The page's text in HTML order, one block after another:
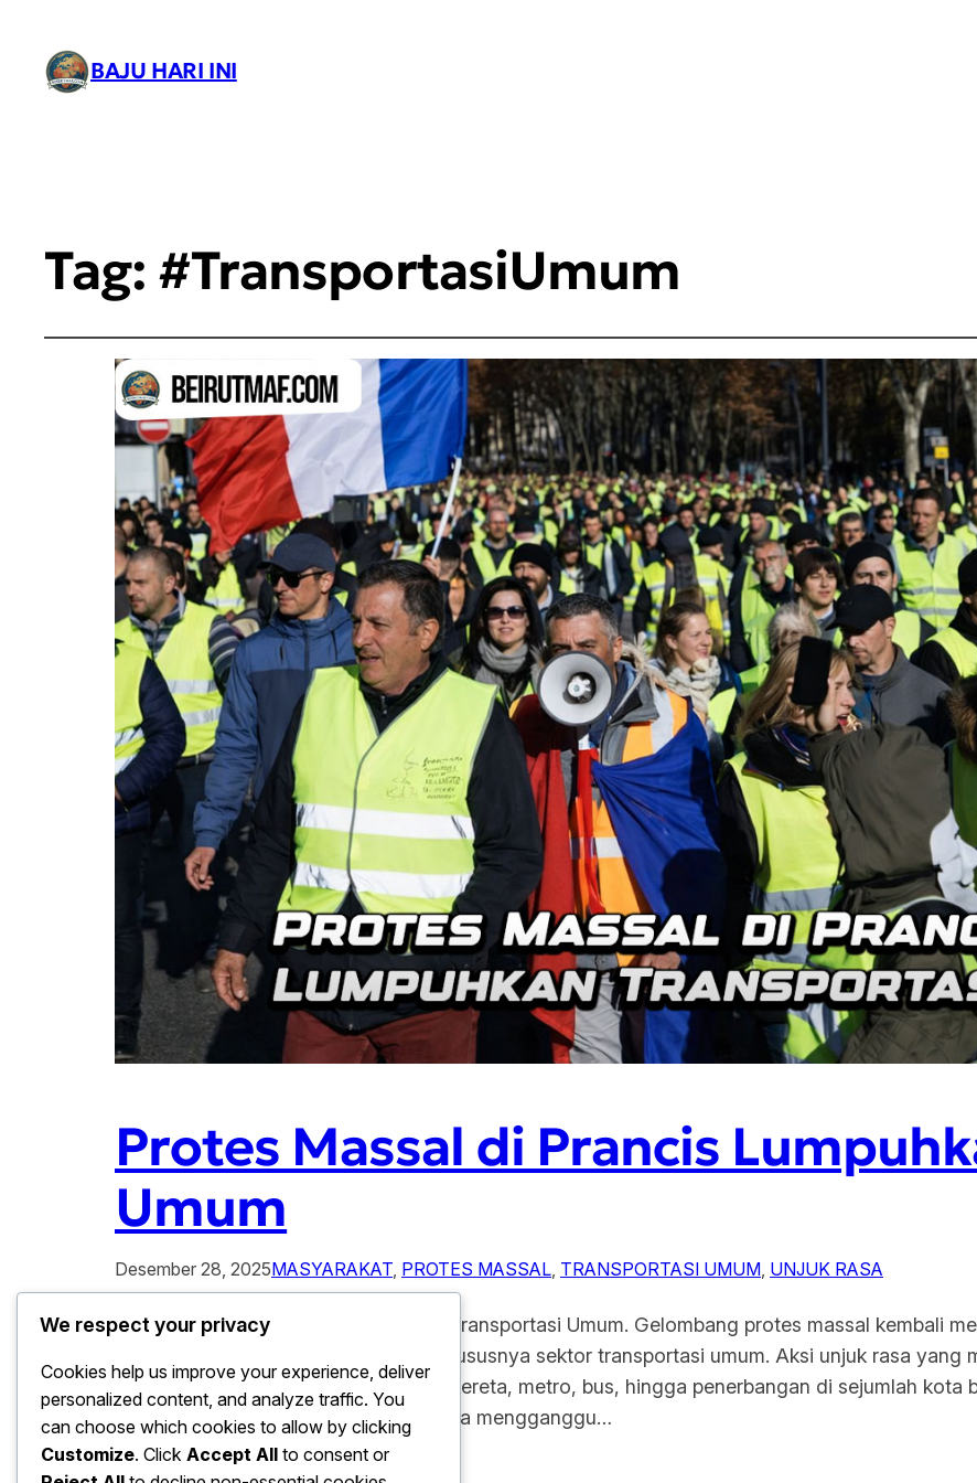
BAJU HARI INI
Tag: #TransportasiUmum
Protes Massal di Prancis
Umum
Desember 28, 2025MASYARAKAT, PROTES MASSAL, TRANSPORTASI UMUM, UNJUK RASA
Protes Massal di Prancis Lumpuhkan Transportasi Umum. Gelombang protes massal kembali
signifikan terhadap aktivitas publik, khususnya sektor transportasi umum. Aksi unjuk rasa yang
ini menyebabkan lumpuhnya layanan kereta, metro, bus, hingga penerbangan di sejumlah kota
memicu kekhawatiran masyarakat serta mengganggu…
We respect your privacy
Cookies help us improve your experience, deliver
personalized content, and analyze traffic. You
can choose which cookies to allow by clicking
Customize. Click Accept All to consent or